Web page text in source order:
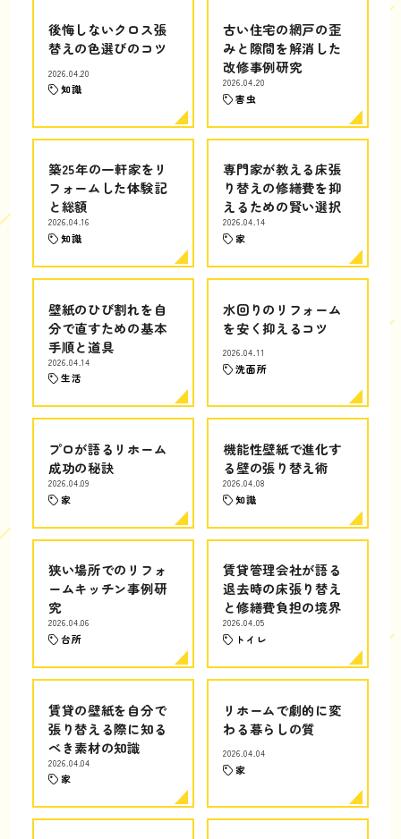
後悔しないクロス張
替えの色選びのコツ
2026.04.20
知識
古い住宅の網戸の歪
みと隙間を解消した
改修事例研究
2026.04.20
害虫
築25年の一軒家をリ
フォームした体験記
と総額
2026.04.16
知識
専門家が教える床張
り替えの修繕費を抑
えるための賢い選択
2026.04.14
家
壁紙のひび割れを自
分で直すための基本
手順と道具
2026.04.14
生活
水回りのリフォーム
を安く抑えるコツ
2026.04.11
洗面所
プロが語るリホーム
成功の秘訣
2026.04.09
家
機能性壁紙で進化す
る壁の張り替え術
2026.04.08
知識
狭い場所でのリフォ
ームキッチン事例研
究
2026.04.06
台所
賃貸管理会社が語る
退去時の床張り替え
と修繕費負担の境界
2026.04.05
トイレ
賃貸の壁紙を自分で
張り替える際に知る
べき素材の知識
2026.04.04
家
リホームで劇的に変
わる暮らしの質
2026.04.04
家